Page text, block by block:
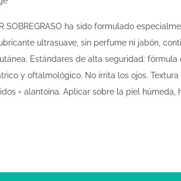
SOBREGRASO ha sido formulado
ultrasuave, sin perfume ni jabón,
Estándares de alta seguridad:
y oftalmológico. No irrita los ojos.
+ alantoína. Aplicar sobre la piel